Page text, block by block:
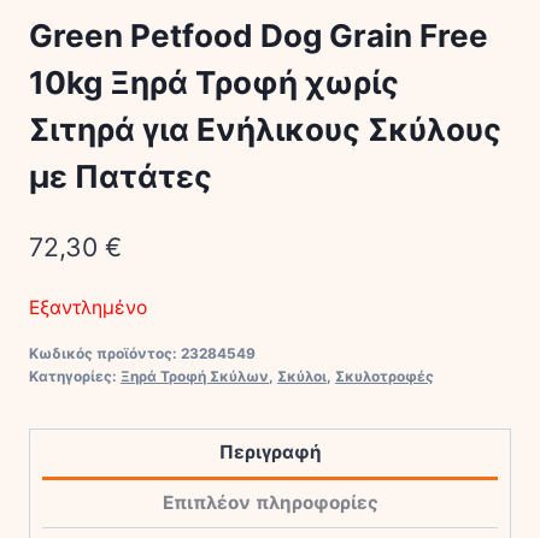
Green Petfood Dog Grain Free
10kg Ξηρά Τροφή χωρίς
Σιτηρά για Ενήλικους Σκύλους
με Πατάτες
72,30 €
Εξαντλημένο
Κωδικός προϊόντος: 23284549
Κατηγορίες: Ξηρά Τροφή Σκύλων Σκύλοι Σκυλοτροφές
Περιγραφή
Επιπλέον πληροφορίες